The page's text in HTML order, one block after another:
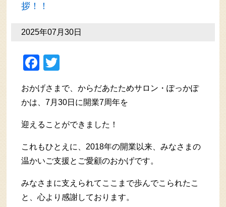
拶！！
2025年07月30日
Facebook
おかげさまで、からだあたためサロン・ぽっかぽ
かは、7月30日に開業7周年を
迎えることができました！
これもひとえに、2018年の開業以来、みなさまの
温かいご支援とご愛顧のおかげです。
みなさまに支えられてここまで歩んでこられたこ
と、心より感謝しております。